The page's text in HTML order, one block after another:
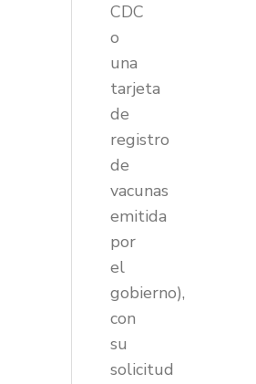
CDC
o
una
tarjeta
de
registro
de
vacunas
emitida
por
el
gobierno),
con
su
solicitud